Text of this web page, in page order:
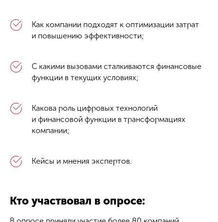
Как компании подходят к оптимизации затрат
и повышению эффективности;
С какими вызовами сталкиваются финансовые
функции в текущих условиях;
Какова роль цифровых технологий
и финансовой функции в трансформациях
компании;
Кейсы и мнения экспертов.
Кто участвовал в опросе: